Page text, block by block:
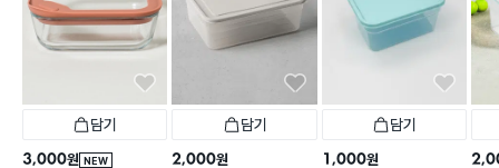
담기
NEW
3,000원
담기
2,000원
담기
1,000원